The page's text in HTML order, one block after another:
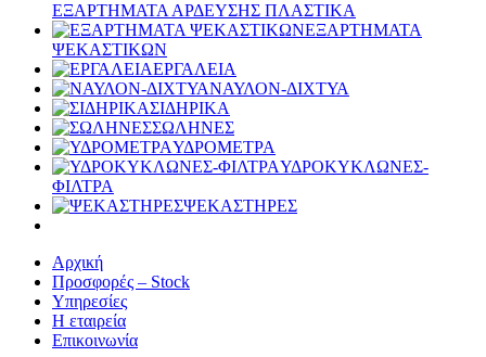
ΕΞΑΡΤΗΜΑΤΑ ΑΡΔΕΥΣΗΣ ΠΛΑΣΤΙΚΑ
ΕΞΑΡΤΗΜΑΤΑ
ΨΕΚΑΣΤΙΚΩΝ
ΕΡΓΑΛΕΙΑ
ΝΑΥΛΟΝ-ΔΙΧΤΥΑ
ΣΙΔΗΡΙΚΑ
ΣΩΛΗΝΕΣ
ΥΔΡΟΜΕΤΡΑ
ΥΔΡΟΚΥΚΛΩΝΕΣ-
ΦΙΛΤΡΑ
ΨΕΚΑΣΤΗΡΕΣ
Αρχική
Προσφορές – Stock
Υπηρεσίες
Η εταιρεία
Επικοινωνία